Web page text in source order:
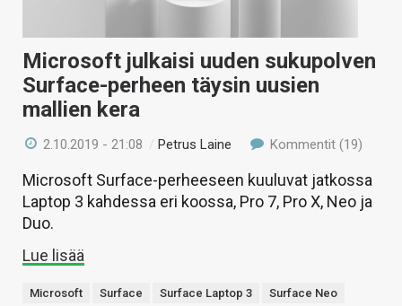
Microsoft julkaisi uuden sukupolven
Surface-perheen täysin uusien
mallien kera
2.10.2019 - 21:08 /Petrus Laine Kommentit (19)
Microsoft Surface-perheeseen kuuluvat jatkossa
Laptop 3 kahdessa eri koossa, Pro 7, Pro X, Neo ja
Duo.
Lue lisää
Microsoft Surface Surface Laptop 3
Surface Neo